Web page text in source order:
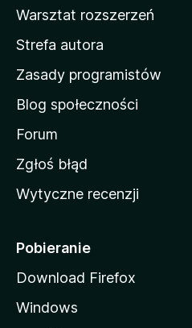
m
o
w
M
o
z
l
i
Warsztat rozszerzeń
Strefa autora
Zasady programistów
Blog społeczności
Forum
Zgłoś błąd
Wytyczne recenzji
Pobieranie
Download Firefox
Windows